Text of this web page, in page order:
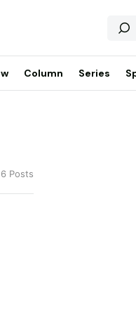
Column Series
Posts